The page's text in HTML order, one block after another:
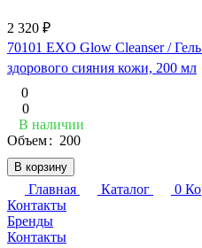
2 320 ₽
70101 EXO Glow Cleanser /
здорового сияния кожи, 200 мл
0
0
В наличии
В корзину
Объем: 200
Главная Каталог 0
Контакты
Бренды
Контакты